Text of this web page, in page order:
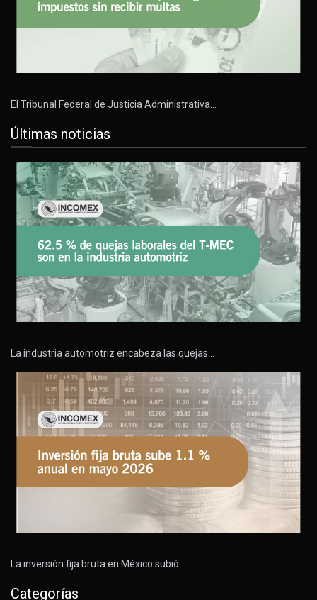
El Tribunal Federal de Justicia Administrativa…
Últimas noticias
La industria automotriz encabeza las quejas…
La inversión fija bruta en México subió…
Categorías